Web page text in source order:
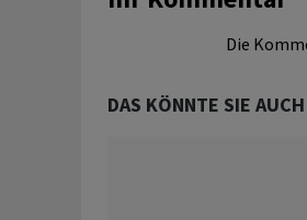
Die
DAS KÖNNTE SIE